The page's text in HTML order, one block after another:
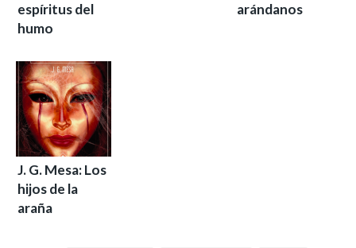
espíritus del
humo
arándanos
J. G. Mesa: Los
hijos de la
araña